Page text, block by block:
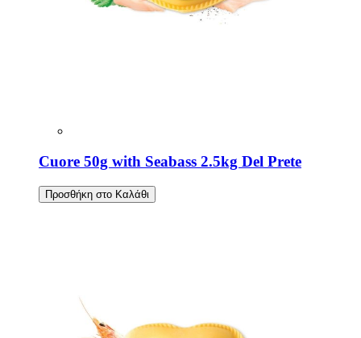
Cuore 50g with Seabass 2.5kg Del Prete
Προσθήκη στο Καλάθι